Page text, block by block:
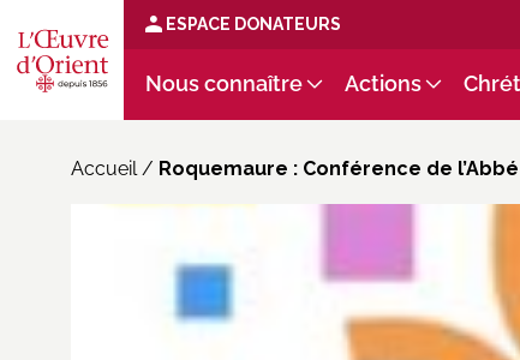
ESPACE DONATEURS
Nous connaître Actions
Accueil/ Roquemaure : Conférence de